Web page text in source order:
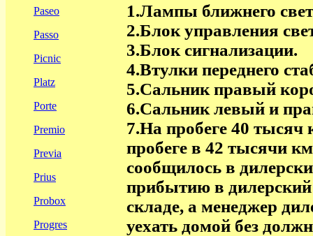
Paseo
Passo
Picnic
Platz
Porte
Premio
Previa
Prius
Probox
Progres
1.Лампы ближнего
2.Блок управления
3.Блок сигнализации.
4.Втулки переднего
5.Сальник правый
6.Сальник левый и
7.На пробеге 40 тысяч
пробеге в 42 тысячи
сообщилось в
прибытию в дилерский
складе, а менеджер
уехать домой без